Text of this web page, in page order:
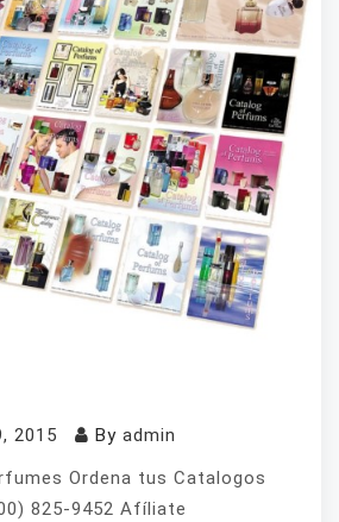
2015 By admin
Ordena tus Catalogos
825-9452 Afíliate